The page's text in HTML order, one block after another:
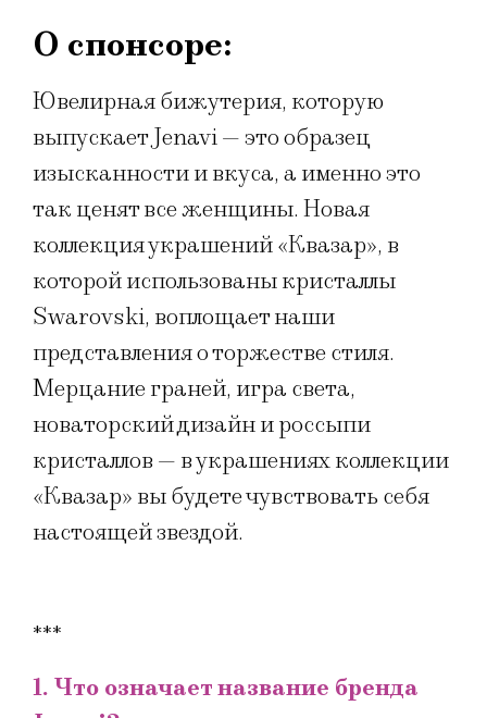
О спонсоре:
Ювелирная бижутерия, которую
выпускает Jenavi — это образец
изысканности и вкуса, а именно это
так ценят все женщины. Новая
коллекция украшений «Квазар», в
которой использованы кристаллы
Swarovski, воплощает наши
представления о торжестве стиля.
Мерцание граней, игра света,
новаторский дизайн и россыпи
кристаллов — в украшениях коллекции
«Квазар» вы будете чувствовать себя
настоящей звездой.
***
1. Что означает название бренда